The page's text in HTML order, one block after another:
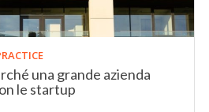
una grande azienda
le startup